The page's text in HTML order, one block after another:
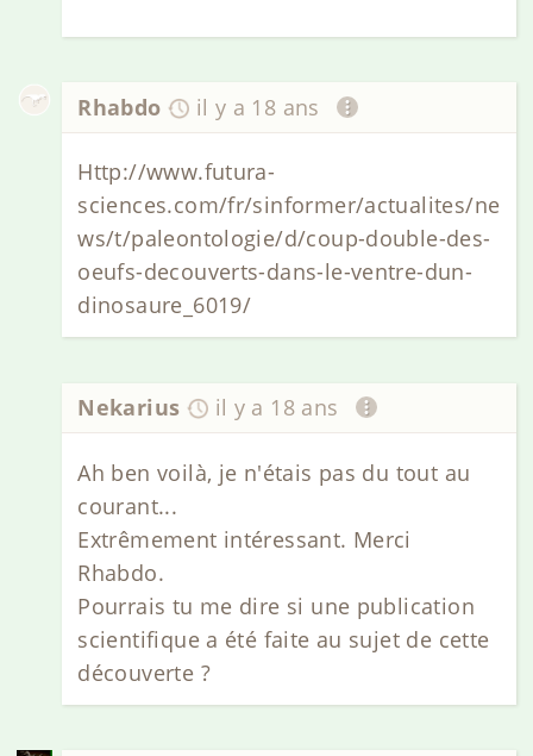
Rhabdo il y a 18 ans
Http://www.futura-
sciences.com/fr/sinformer/actualites/ne
ws/t/paleontologie/d/coup-double-des-
oeufs-decouverts-dans-le-ventre-dun-
dinosaure_6019/
Nekarius il y a 18 ans
Ah ben voilà, je n'étais pas du tout au
courant...
Extrêmement intéressant. Merci
Rhabdo.
Pourrais tu me dire si une publication
scientifique a été faite au sujet de cette
découverte ?